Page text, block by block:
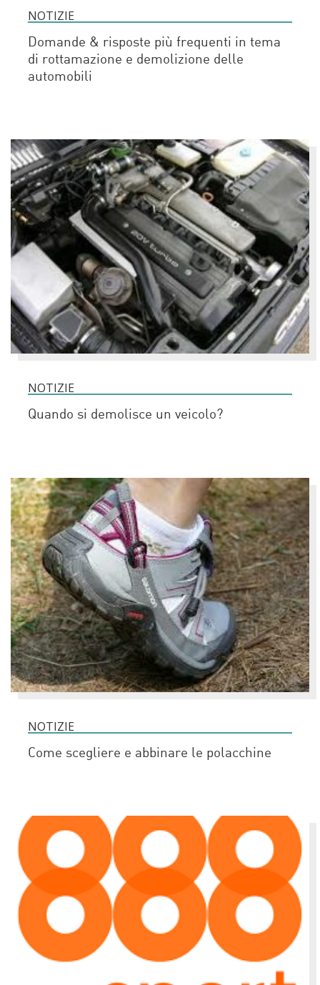
NOTIZIE
Domande & risposte più frequenti in tema
di rottamazione e demolizione delle
automobili
NOTIZIE
Quando si demolisce un veicolo?
NOTIZIE
Come scegliere e abbinare le polacchine